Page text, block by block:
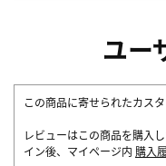
ユー
この商品に寄せられたカス
レビューはこの商品を購入
イン後、マイページ内 購入